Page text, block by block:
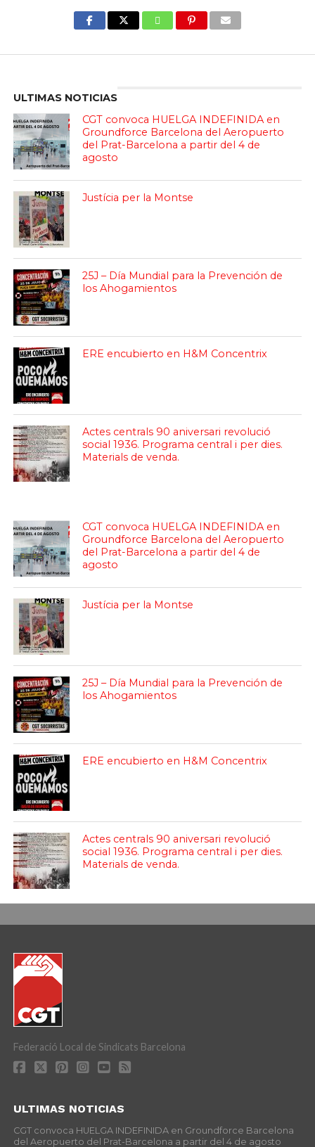
ULTIMAS NOTICIAS
CGT convoca HUELGA INDEFINIDA en
Groundforce Barcelona del Aeropuerto
del Prat-Barcelona a partir del 4 de
agosto
Justícia per la Montse
25J – Día Mundial para la Prevención de
los Ahogamientos
ERE encubierto en H&M Concentrix
Actes centrals 90 aniversari revolució
social 1936. Programa central i per dies.
Materials de venda.
CGT convoca HUELGA INDEFINIDA en
Groundforce Barcelona del Aeropuerto
del Prat-Barcelona a partir del 4 de
agosto
Justícia per la Montse
25J – Día Mundial para la Prevención de
los Ahogamientos
ERE encubierto en H&M Concentrix
Actes centrals 90 aniversari revolució
social 1936. Programa central i per dies.
Materials de venda.
Federació Local de Sindicats Barcelona
ULTIMAS NOTICIAS
CGT convoca HUELGA INDEFINIDA en Groundforce Barcelona
del Aeropuerto del Prat-Barcelona a partir del 4 de agosto